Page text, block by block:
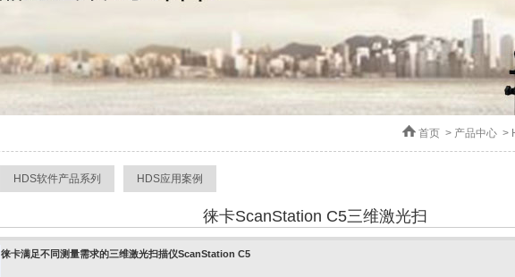
首页 > 产品中心 >
HDS软件产品系列 HDS应用案例
徕卡ScanStation C5三维激光扫
徕卡满足不同测量需求的三维激光扫描仪ScanStation C5